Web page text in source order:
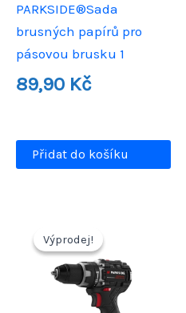
PARKSIDE®Sada
brusných papírů pro
pásovou brusku 1
89,90 Kč
Přidat do košíku
Výprodej!
Výprodej!